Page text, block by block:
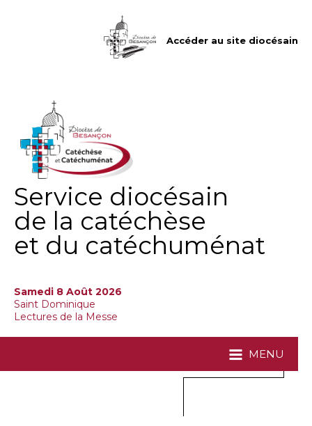
Accéder au site diocésain
Service diocésain
de la catéchèse
et du catéchuménat
Samedi 8 Août 2026
Saint Dominique
Lectures de la Messe
MENU